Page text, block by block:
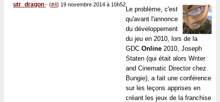
utr_dragon - (#4) 19 novembre 2014 à 10h52
Le problème, c'est
qu'avant l'annonce
du développement
du jeu en 2010, lors de la
GDC Online 2010, Joseph
Staten (qui était alors Writer
and Cinematic Director chez
Bungie), a fait une conférence
sur les leçons apprises en
créant les jeux de la franchise